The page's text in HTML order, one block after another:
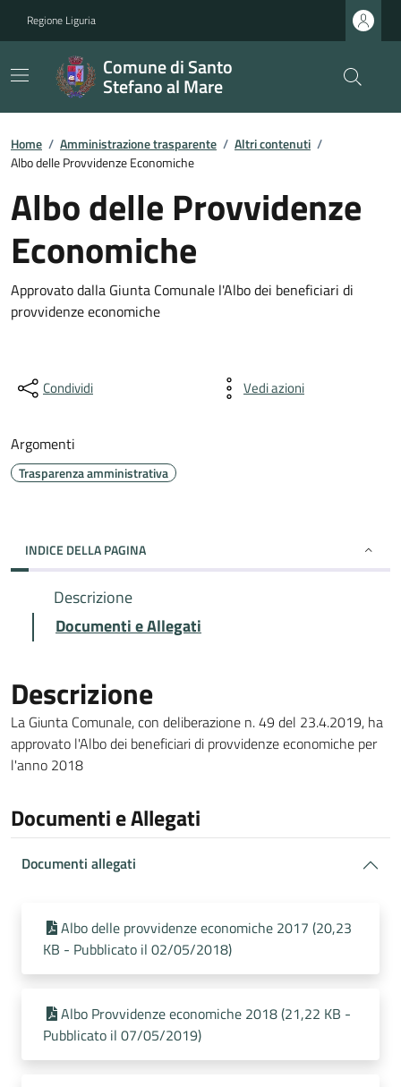
Regione Liguria
Comune di Santo
Stefano al Mare
Home / Amministrazione trasparente / Altri contenuti /
Albo delle Provvidenze Economiche
Albo delle Provvidenze
Economiche
Approvato dalla Giunta Comunale l'Albo dei beneficiari di
provvidenze economiche
Condividi Vedi azioni
Argomenti
Trasparenza amministrativa
INDICE DELLA PAGINA
Descrizione
Documenti e Allegati
Descrizione
La Giunta Comunale, con deliberazione n. 49 del 23.4.2019, ha
approvato l'Albo dei beneficiari di provvidenze economiche per
l'anno 2018
Documenti e Allegati
Documenti allegati
Albo delle provvidenze economiche 2017 (20,23
KB - Pubblicato il 02/05/2018)
Albo Provvidenze economiche 2018 (21,22 KB -
Pubblicato il 07/05/2019)